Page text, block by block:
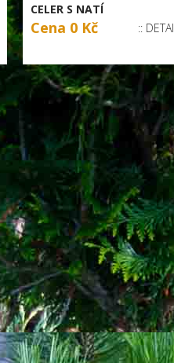
CELER S NATÍ
Cena 0 Kč ::